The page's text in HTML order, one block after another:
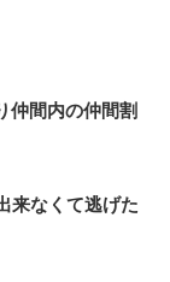
仲間内の仲間割
来なくて逃げた